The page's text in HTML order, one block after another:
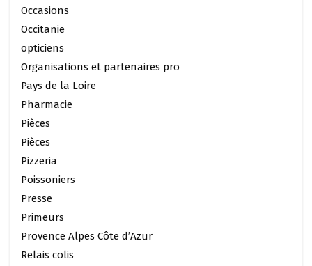
Occasions
Occitanie
opticiens
Organisations et partenaires pro
Pays de la Loire
Pharmacie
Pièces
Pièces
Pizzeria
Poissoniers
Presse
Primeurs
Provence Alpes Côte d’Azur
Relais colis